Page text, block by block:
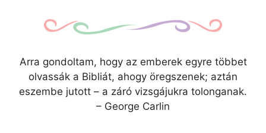
Arra gondoltam, hogy az emberek egyre többet
olvassák a Bibliát, ahogy öregszenek; aztán
eszembe jutott – a záró vizsgájukra tolonganak.
– George Carlin